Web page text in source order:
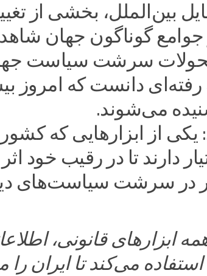
بین‌الملل، بخشی از
جوامع گوناگون جهان
سرشت سیاست
دانست که امروز
می‌شوند.
از ابزارهایی که
دارند تا در رقیب خود اثر
در سرشت سیاست‌های
ابزارهای قانونی،
می‌کند تا ایران را